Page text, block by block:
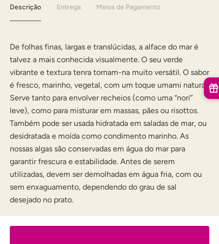
Descrição Entrega Meios de Pagamento
De folhas finas, largas e translúcidas, a alface do mar é
talvez a mais conhecida visualmente. O seu verde
vibrante e textura tenra tornam-na muito versátil. O sabor
é fresco, marinho, vegetal, com um toque umami natural.
Serve tanto para envolver recheios (como uma “nori”
leve), como para misturar em massas, pães ou risottos.
Também pode ser usada hidratada em saladas de mar, ou
desidratada e moída como condimento marinho. As
nossas algas são conservadas em água do mar para
garantir frescura e estabilidade. Antes de serem
utilizadas, devem ser demolhadas em água fria, com ou
sem enxaguamento, dependendo do grau de sal
desejado no prato.